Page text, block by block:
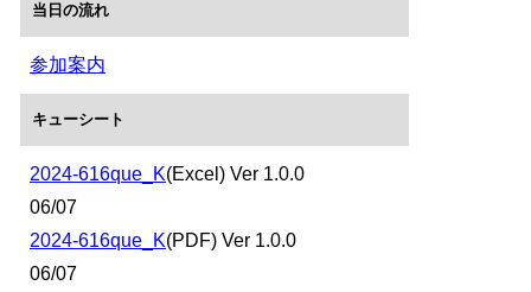
当日の流れ
参加案内
キューシート
2024-616que_K(Excel) Ver 1.0.0
06/07
2024-616que_K(PDF) Ver 1.0.0
06/07